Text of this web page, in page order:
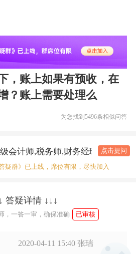
，账上如果有预收，在
？账上需要处理么
为您找到5496条相似问答
会计师,税务师,财务经理 答疑老
点击提问
疑群》已上线，席位有限，尽快加入
答疑详情 ↓↓↓
，一答一审，确保准确 已审核
2020-04-11 15:40 张瑞